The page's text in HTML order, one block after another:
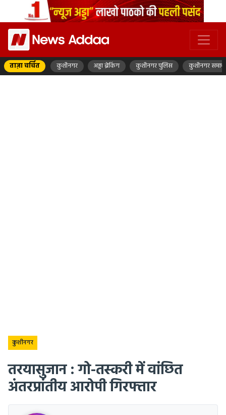
ताज़ा चर्चित कुशीनगर अड्डा ब्रेकिंग कुशीनगर पुलिस कुशीनगर
कुशीनगर
तरयासुजान : गो-तस्करी में वांछित
अंतरप्रांतीय आरोपी गिरफ्तार